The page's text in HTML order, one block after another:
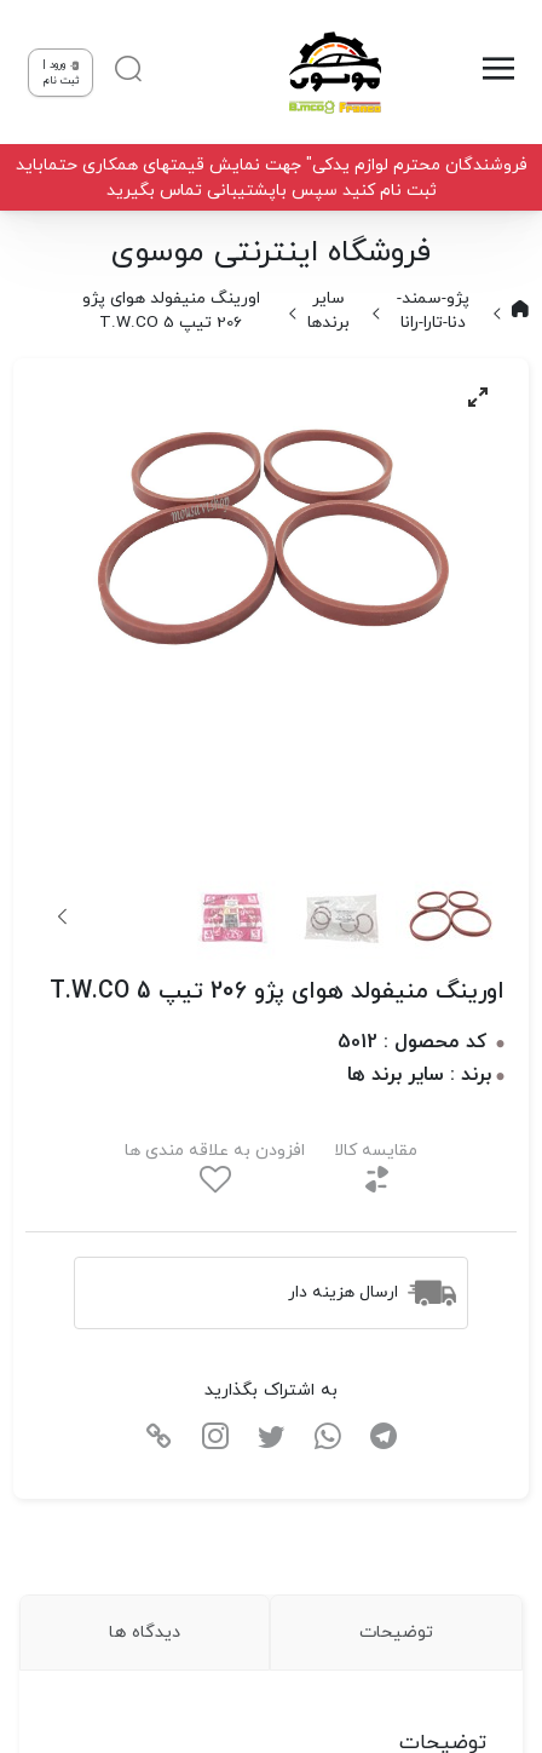
ورود |
ثبت نام
فروشندگان محترم لوازم یدکی" جهت نمایش قیمتهای همکاری حتماباید
ثبت نام کنید سپس باپشتیبانی تماس بگیرید
فروشگاه اینترنتی موسوی
پژو-سمند-
دنا-تارا-رانا
سایر
برندها
اورینگ منیفولد هوای پژو
206 تیپ 5 T.W.CO
اورینگ منیفولد هوای پژو 206 تیپ 5 T.W.CO
کد محصول : 5012
برند : سایر برند ها
مقایسه کالا افزودن به علاقه مندی ها
ارسال هزینه دار
به اشتراک بگذارید
توضیحات دیدگاه ها
توضیحات